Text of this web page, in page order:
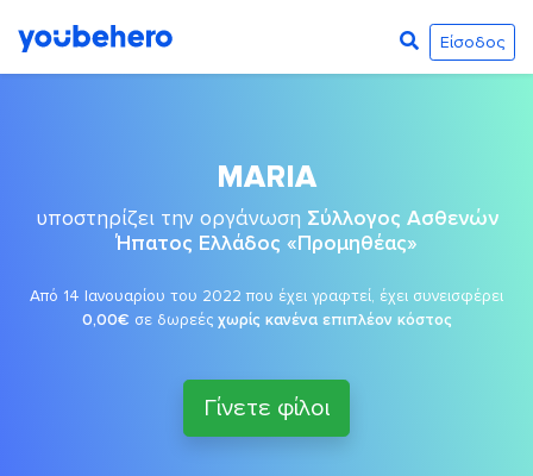
Είσοδος
MARIA
υποστηρίζει την οργάνωση Σύλλογος Ασθενών
Ήπατος Ελλάδος «Προμηθέας»
Από 14 Ιανουαρίου του 2022 που έχει γραφτεί, έχει συνεισφέρει
0,00€ σε δωρεές χωρίς κανένα επιπλέον κόστος
Γίνετε φίλοι